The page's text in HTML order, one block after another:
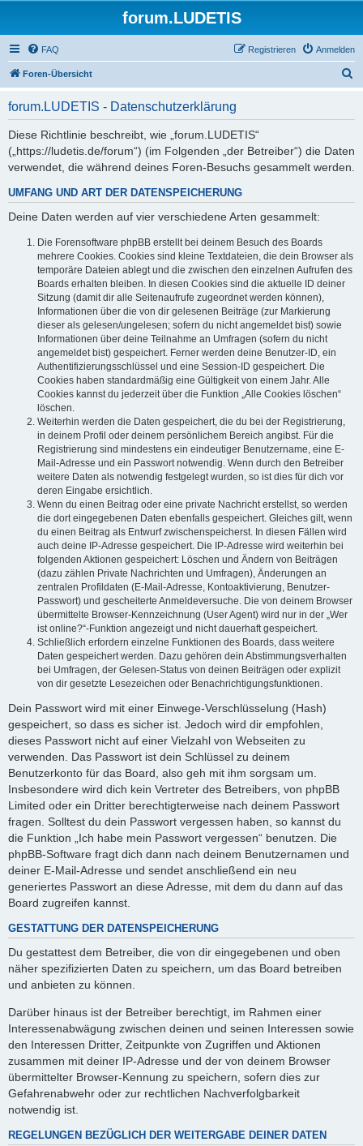
forum.LUDETIS
FAQ Anmelden
Registrieren
Foren-Übersicht
forum.LUDETIS - Datenschutzerklärung
Diese Richtlinie beschreibt, wie „forum.LUDETIS“
(„https://ludetis.de/forum“) (im Folgenden „der Betreiber“) die Daten
verwendet, die während deines Foren-Besuchs gesammelt werden.
UMFANG UND ART DER DATENSPEICHERUNG
Deine Daten werden auf vier verschiedene Arten gesammelt:
Die Forensoftware phpBB erstellt bei deinem Besuch des Boards
mehrere Cookies. Cookies sind kleine Textdateien, die dein Browser als
temporäre Dateien ablegt und die zwischen den einzelnen Aufrufen des
Boards erhalten bleiben. In diesen Cookies sind die aktuelle ID deiner
Sitzung (damit dir alle Seitenaufrufe zugeordnet werden können),
Informationen über die von dir gelesenen Beiträge (zur Markierung
dieser als gelesen/ungelesen; sofern du nicht angemeldet bist) sowie
Informationen über deine Teilnahme an Umfragen (sofern du nicht
angemeldet bist) gespeichert. Ferner werden deine Benutzer-ID, ein
Authentifizierungsschlüssel und eine Session-ID gespeichert. Die
Cookies haben standardmäßig eine Gültigkeit von einem Jahr. Alle
Cookies kannst du jederzeit über die Funktion „Alle Cookies löschen“
löschen.
Weiterhin werden die Daten gespeichert, die du bei der Registrierung,
in deinem Profil oder deinem persönlichem Bereich angibst. Für die
Registrierung sind mindestens ein eindeutiger Benutzername, eine E-
Mail-Adresse und ein Passwort notwendig. Wenn durch den Betreiber
weitere Daten als notwendig festgelegt wurden, so ist dies für dich vor
deren Eingabe ersichtlich.
Wenn du einen Beitrag oder eine private Nachricht erstellst, so werden
die dort eingegebenen Daten ebenfalls gespeichert. Gleiches gilt, wenn
du einen Beitrag als Entwurf zwischenspeicherst. In diesen Fällen wird
auch deine IP-Adresse gespeichert. Die IP-Adresse wird weiterhin bei
folgenden Aktionen gespeichert: Löschen und Ändern von Beiträgen
(dazu zählen Private Nachrichten und Umfragen), Änderungen an
zentralen Profildaten (E-Mail-Adresse, Kontoaktivierung, Benutzer-
Passwort) und gescheiterte Anmeldeversuche. Die von deinem Browser
übermittelte Browser-Kennzeichnung (User Agent) wird nur in der „Wer
ist online?“-Funktion angezeigt und nicht dauerhaft gespeichert.
Schließlich erfordern einzelne Funktionen des Boards, dass weitere
Daten gespeichert werden. Dazu gehören dein Abstimmungsverhalten
bei Umfragen, der Gelesen-Status von deinen Beiträgen oder explizit
von dir gesetzte Lesezeichen oder Benachrichtigungsfunktionen.
Dein Passwort wird mit einer Einwege-Verschlüsselung (Hash)
gespeichert, so dass es sicher ist. Jedoch wird dir empfohlen,
dieses Passwort nicht auf einer Vielzahl von Webseiten zu
verwenden. Das Passwort ist dein Schlüssel zu deinem
Benutzerkonto für das Board, also geh mit ihm sorgsam um.
Insbesondere wird dich kein Vertreter des Betreibers, von phpBB
Limited oder ein Dritter berechtigterweise nach deinem Passwort
fragen. Solltest du dein Passwort vergessen haben, so kannst du
die Funktion „Ich habe mein Passwort vergessen“ benutzen. Die
phpBB-Software fragt dich dann nach deinem Benutzernamen und
deiner E-Mail-Adresse und sendet anschließend ein neu
generiertes Passwort an diese Adresse, mit dem du dann auf das
Board zugreifen kannst.
GESTATTUNG DER DATENSPEICHERUNG
Du gestattest dem Betreiber, die von dir eingegebenen und oben
näher spezifizierten Daten zu speichern, um das Board betreiben
und anbieten zu können.
Darüber hinaus ist der Betreiber berechtigt, im Rahmen einer
Interessenabwägung zwischen deinen und seinen Interessen sowie
den Interessen Dritter, Zeitpunkte von Zugriffen und Aktionen
zusammen mit deiner IP-Adresse und der von deinem Browser
übermittelter Browser-Kennung zu speichern, sofern dies zur
Gefahrenabwehr oder zur rechtlichen Nachverfolgbarkeit
notwendig ist.
REGELUNGEN BEZÜGLICH DER WEITERGABE DEINER DATEN